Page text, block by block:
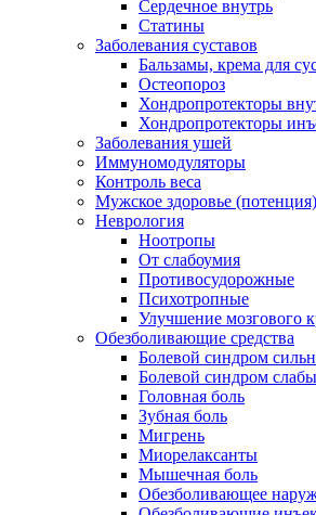
Сердечное внутрь
Статины
Заболевания суставов
Бальзамы, крема для
Остеопороз
Хондропротекторы
Хондропротекторы
Заболевания ушей
Иммуномодуляторы
Контроль веса
Мужское здоровье (потенция)
Неврология
Ноотропы
От слабоумия
Противосудорожные
Психотропные
Улучшение мозгового
Обезболивающие средства
Болевой синдром
Болевой синдром
Головная боль
Зубная боль
Мигрень
Миорелаксанты
Мышечная боль
Обезболивающее